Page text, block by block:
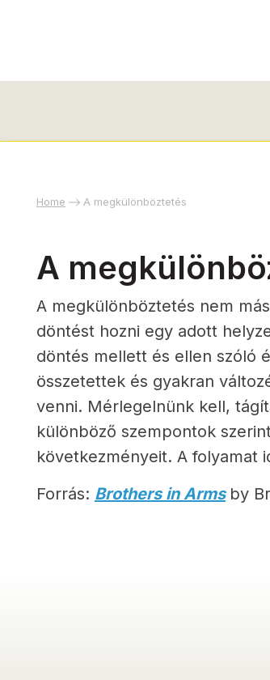
Home A megkülönböztetés
A
A megkülönböztetés nem
döntést hozni egy adott
döntés mellett és ellen szóló
összetettek és gyakran
venni. Mérlegelnünk kell,
különböző szempontok
következményeit. A folyamat
Forrás: Brothers in Arms by